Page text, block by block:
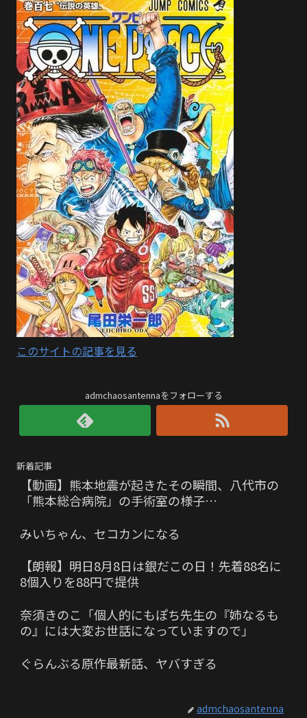
このサイトの記事を見る
admchaosantennaをフォローする
新着記事
【動画】熊本地震が起きたその瞬間、八代市の
「熊本総合病院」の手術室の様子…
みいちゃん、セコカンになる
【朗報】明日8月8日は銀だこの日！先着88名に
8個入りを88円で提供
奈須きのこ「個人的にもぽち先生の『姉なるも
の』には大変お世話になっていますので」
ぐらんぶる原作最新話、ヤバすぎる
admchaosantenna